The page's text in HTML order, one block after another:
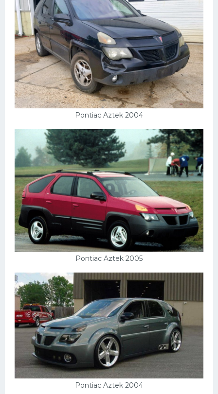
Pontiac Aztek 2004
Pontiac Aztek 2005
Pontiac Aztek 2004